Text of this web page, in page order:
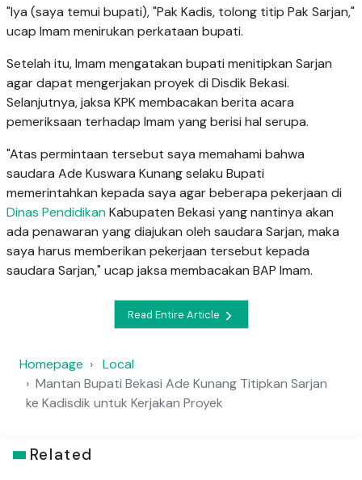
"Iya (saya temui bupati), "Pak Kadis, tolong titip Pak Sarjan,"
ucap Imam menirukan perkataan bupati.
Setelah itu, Imam mengatakan bupati menitipkan Sarjan
agar dapat mengerjakan proyek di Disdik Bekasi.
Selanjutnya, jaksa KPK membacakan berita acara
pemeriksaan terhadap Imam yang berisi hal serupa.
"Atas permintaan tersebut saya memahami bahwa
saudara Ade Kuswara Kunang selaku Bupati
memerintahkan kepada saya agar beberapa pekerjaan di
Dinas PendidikanKabupaten Bekasi yang nantinya akan
ada penawaran yang diajukan oleh saudara Sarjan, maka
saya harus memberikan pekerjaan tersebut kepada
saudara Sarjan," ucap jaksa membacakan BAP Imam.
Read Entire Article
Homepage
Local
Mantan Bupati Bekasi Ade Kunang Titipkan Sarjan
ke Kadisdik untuk Kerjakan Proyek
Related